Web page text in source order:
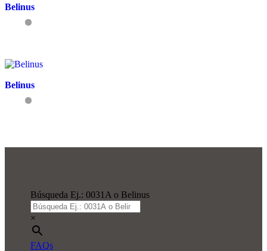
Belinus
Belinus
Búsqueda Ej.: 0031A o Belinus
×
FAQs